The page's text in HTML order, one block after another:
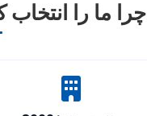
چرا ما را انتخاب